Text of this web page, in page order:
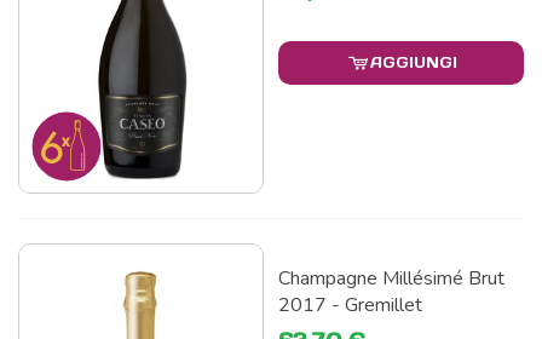
AGGIUNGI
Champagne Millésimé Brut
2017 - Gremillet